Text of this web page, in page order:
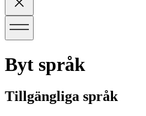
Byt språk
Tillgängliga språk